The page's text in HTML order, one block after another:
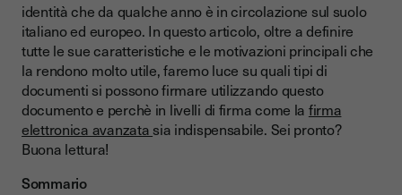
Quali documenti posso firmare con CIE?
Firmare i documenti con carta d'identità elettronica: come
fare?
Ricapitolando
identità che da qualche anno è in circolazione sul suolo
italiano ed europeo. In questo articolo, oltre a definire
tutte le sue caratteristiche e le motivazioni principali che
la rendono molto utile, faremo luce su quali tipi di
documenti si possono firmare utilizzando questo
documento e perchè in livelli di firma come la firma
elettronica avanzata sia indispensabile. Sei pronto?
Buona lettura!
Sommario